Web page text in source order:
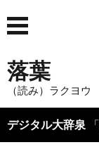
落葉
（読み）ラクヨウ
デジタル大辞泉